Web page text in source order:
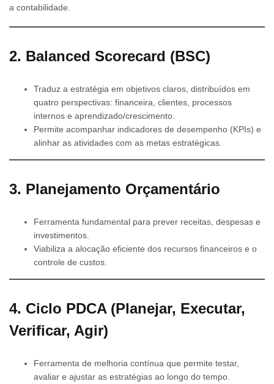
a contabilidade.
2. Balanced Scorecard (BSC)
Traduz a estratégia em objetivos claros, distribuídos em
quatro perspectivas: financeira, clientes, processos
internos e aprendizado/crescimento.
Permite acompanhar indicadores de desempenho (KPIs) e
alinhar as atividades com as metas estratégicas.
3. Planejamento Orçamentário
Ferramenta fundamental para prever receitas, despesas e
investimentos.
Viabiliza a alocação eficiente dos recursos financeiros e o
controle de custos.
4. Ciclo PDCA (Planejar, Executar,
Verificar, Agir)
Ferramenta de melhoria contínua que permite testar,
avaliar e ajustar as estratégias ao longo do tempo.